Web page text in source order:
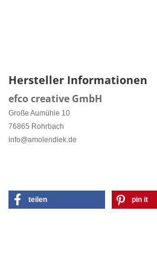
Hersteller Informationen
efco creative GmbH
Große Aumühle 10
76865 Rohrbach
info@amolendiek.de
teilen pin it